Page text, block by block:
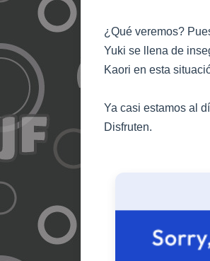
¿Qué veremos?
Yuki se llena de
Kaori en esta
Ya casi estamos al
Disfruten.